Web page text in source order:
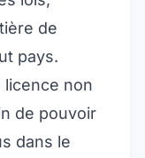
de
pays.
licence non
de pouvoir
dans le